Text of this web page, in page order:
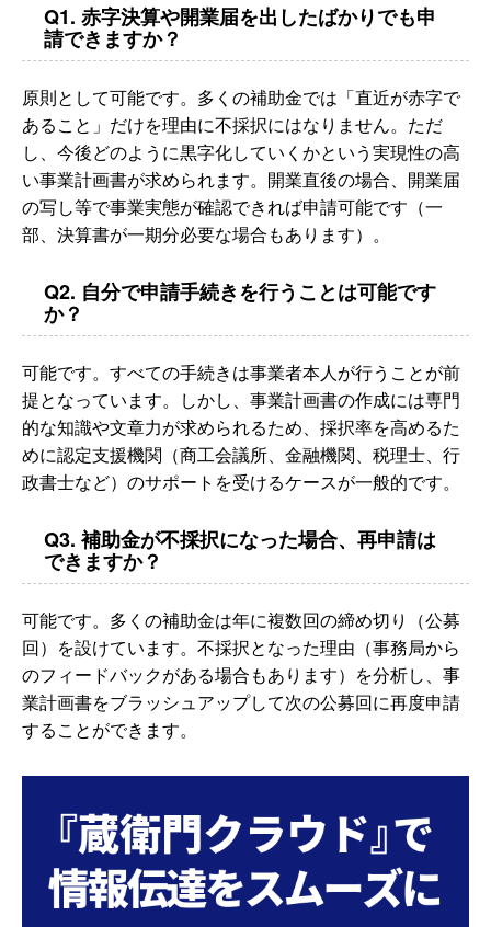
Q1. 赤字決算や開業届を出したばかりでも申
請できますか？
原則として可能です。多くの補助金では「直近が赤字で
あること」だけを理由に不採択にはなりません。ただ
し、今後どのように黒字化していくかという実現性の高
い事業計画書が求められます。開業直後の場合、開業届
の写し等で事業実態が確認できれば申請可能です（一
部、決算書が一期分必要な場合もあります）。
Q2. 自分で申請手続きを行うことは可能です
か？
可能です。すべての手続きは事業者本人が行うことが前
提となっています。しかし、事業計画書の作成には専門
的な知識や文章力が求められるため、採択率を高めるた
めに認定支援機関（商工会議所、金融機関、税理士、行
政書士など）のサポートを受けるケースが一般的です。
Q3. 補助金が不採択になった場合、再申請は
できますか？
可能です。多くの補助金は年に複数回の締め切り（公募
回）を設けています。不採択となった理由（事務局から
のフィードバックがある場合もあります）を分析し、事
業計画書をブラッシュアップして次の公募回に再度申請
することができます。